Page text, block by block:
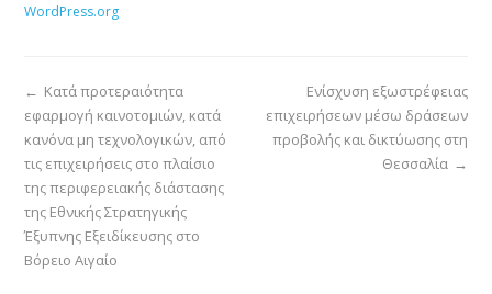
WordPress.org
Ενίσχυση εξωστρέφειας
επιχειρήσεων μέσω δράσεων
προβολής και δικτύωσης στη
Θεσσαλία →
← Κατά προτεραιότητα
εφαρμογή καινοτομιών, κατά
κανόνα μη τεχνολογικών, από
τις επιχειρήσεις στο πλαίσιο
της περιφερειακής διάστασης
της Εθνικής Στρατηγικής
Έξυπνης Εξειδίκευσης στο
Βόρειο Αιγαίο